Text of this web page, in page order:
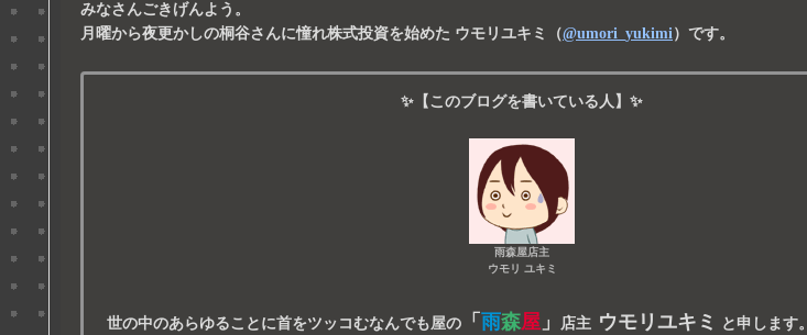
みなさんごきげんよう。
月曜から夜更かしの桐谷さんに憧れ株式投資を始めた ウモリユキミ （@umori_yukimi）です。
✨【このブログを書いている人】✨
雨森屋店主
ウモリ ユキミ
世の中のあらゆることに首をツッコむなんでも屋の 「 雨森屋 」 店主 ウモリユキミ と申します。